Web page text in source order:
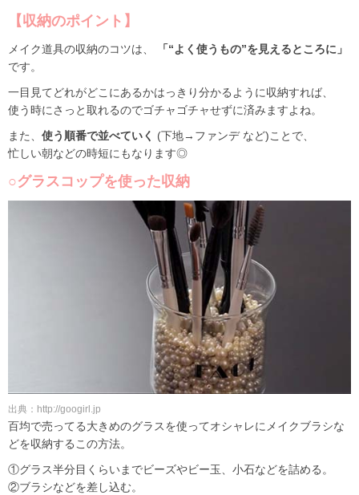
【収納のポイント】
メイク道具の収納のコツは、
「“よく使うもの”を見えるところに」
です。
一目見てどれがどこにあるかはっきり分かるように収納すれば、
使う時にさっと取れるのでゴチャゴチャせずに済みますよね。
また、 使う順番で並べていく (下地→ファンデ など)ことで、
忙しい朝などの時短にもなります◎
○グラスコップを使った収納
出典：http://googirl.jp
百均で売ってる大きめのグラスを使ってオシャレにメイクブラシな
どを収納するこの方法。
①グラス半分目くらいまでビーズやビー玉、小石などを詰める。
②ブラシなどを差し込む。